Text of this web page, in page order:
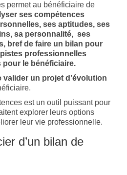
permet au bénéficiaire de
ses compétences
ses aptitudes, ses
sa personnalité, ses
bref de faire un bilan pour
professionnelles
pour le bénéficiaire.
valider un projet d’évolution
est un outil puissant pour
explorer leurs options
leur vie professionnelle.
d’un bilan de